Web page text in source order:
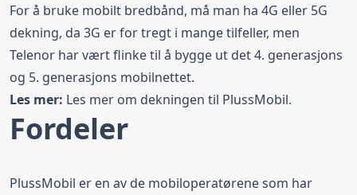
For å bruke mobilt bredbånd, må man ha 4G eller 5G
dekning, da 3G er for tregt i mange tilfeller, men
Telenor har vært flinke til å bygge ut det 4. generasjons
og 5. generasjons mobilnettet.
Les mer: Les mer om dekningen til PlussMobil.
Fordeler
PlussMobil er en av de mobiloperatørene som har